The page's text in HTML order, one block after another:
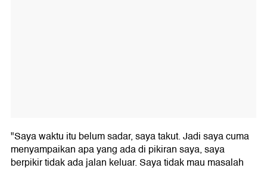
"Saya waktu itu belum sadar, saya takut. Jadi saya cuma
menyampaikan apa yang ada di pikiran saya, saya
berpikir tidak ada jalan keluar. Saya tidak mau masalah